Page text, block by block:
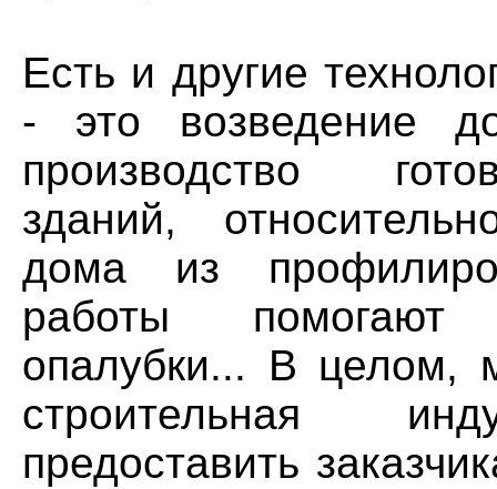
Есть и другие
- это возведение
производство
зданий,
дома из
работы помогают
опалубки... В целом,
строительная
предоставить